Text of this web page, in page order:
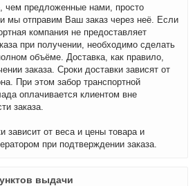
чем предложенные нами, просто
мы отправим Ваш заказ через неё. Если
компания не предоставляет
при получении, необходимо сделать
объёме. Доставка, как правило,
заказа. Сроки доставки зависят от
При этом забор транспортной
оплачивается клиентом вне
заказа.
зависит от веса и цены товара и
при подтверждении заказа.
выдачи